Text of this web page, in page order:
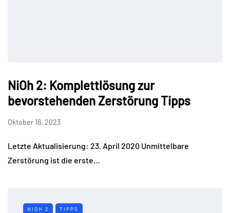
NiOh 2: Komplettlösung zur
bevorstehenden Zerstörung Tipps
Oktober 16, 2023
Letzte Aktualisierung: 23. April 2020 Unmittelbare
Zerstörung ist die erste…
NIOH 2 TIPPS